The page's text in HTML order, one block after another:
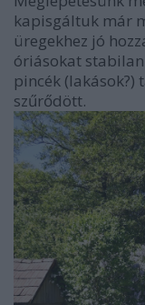
kapisgáltuk már
üregekhez jó
óriásokat
pincék
szűrődött.